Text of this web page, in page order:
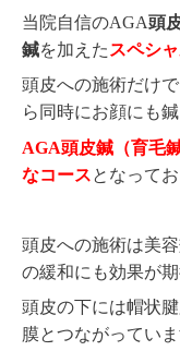
当院自信のAGA頭
鍼を加えた スペシ
頭皮への施術だけ
ら同時にお顔にも
AGA頭皮鍼（育毛
なコースとなってお
頭皮への施術は美
の緩和にも効果が期
頭皮の下には帽状
膜とつながってい